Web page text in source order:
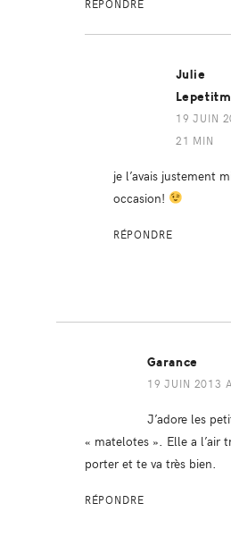
RÉPONDRE
Julie
19 JUIN
21 MIN
je l’avais justement
occasion!
RÉPONDRE
Garance
19 JUIN 2013
J’adore les
« matelotes ». Elle a l’air
porter et te va très bien.
RÉPONDRE